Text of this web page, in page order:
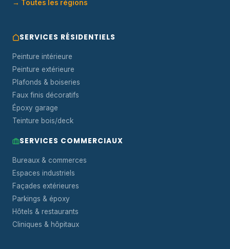
→ Toutes les régions
SERVICES RÉSIDENTIELS
Peinture intérieure
Peinture extérieure
Plafonds & boiseries
Faux finis décoratifs
Époxy garage
Teinture bois/deck
SERVICES COMMERCIAUX
Bureaux & commerces
Espaces industriels
Façades extérieures
Parkings & époxy
Hôtels & restaurants
Cliniques & hôpitaux